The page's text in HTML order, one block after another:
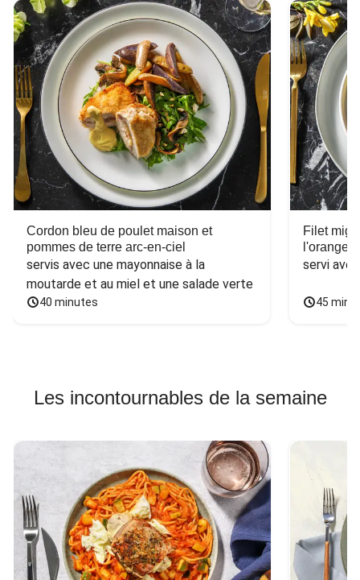
Cordon bleu de poulet maison et
pommes de terre arc-en-ciel
servis avec une mayonnaise à la
moutarde et au miel et une salade verte
40 minutes
Filet
l'orange
servi
45
Les incontournables de la semaine